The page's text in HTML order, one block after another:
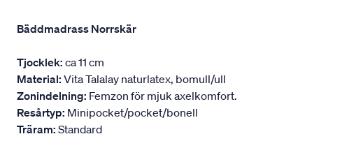
Bäddmadrass Norrskär
Tjocklek: ca 11 cm
Material: Vita Talalay naturlatex, bomull/ull
Zonindelning: Femzon för mjuk axelkomfort.
Resårtyp: Minipocket/pocket/bonell
Träram: Standard